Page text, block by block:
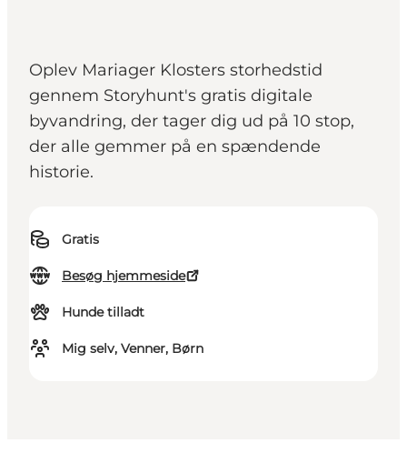
Oplev Mariager Klosters storhedstid
gennem Storyhunt's gratis digitale
byvandring, der tager dig ud på 10 stop,
der alle gemmer på en spændende
historie.
Gratis
Besøg hjemmeside
Hunde tilladt
Mig selv, Venner, Børn